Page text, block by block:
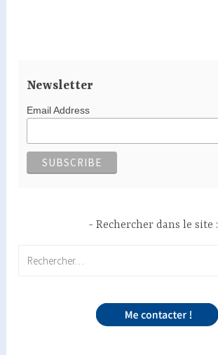
Newsletter
Email Address
Rechercher dans le site :